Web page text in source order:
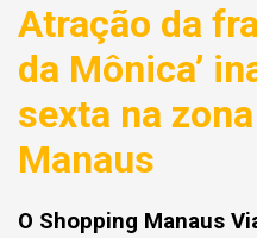
Atração da
da Mônica’
sexta na
Manaus
O Shopping Manaus